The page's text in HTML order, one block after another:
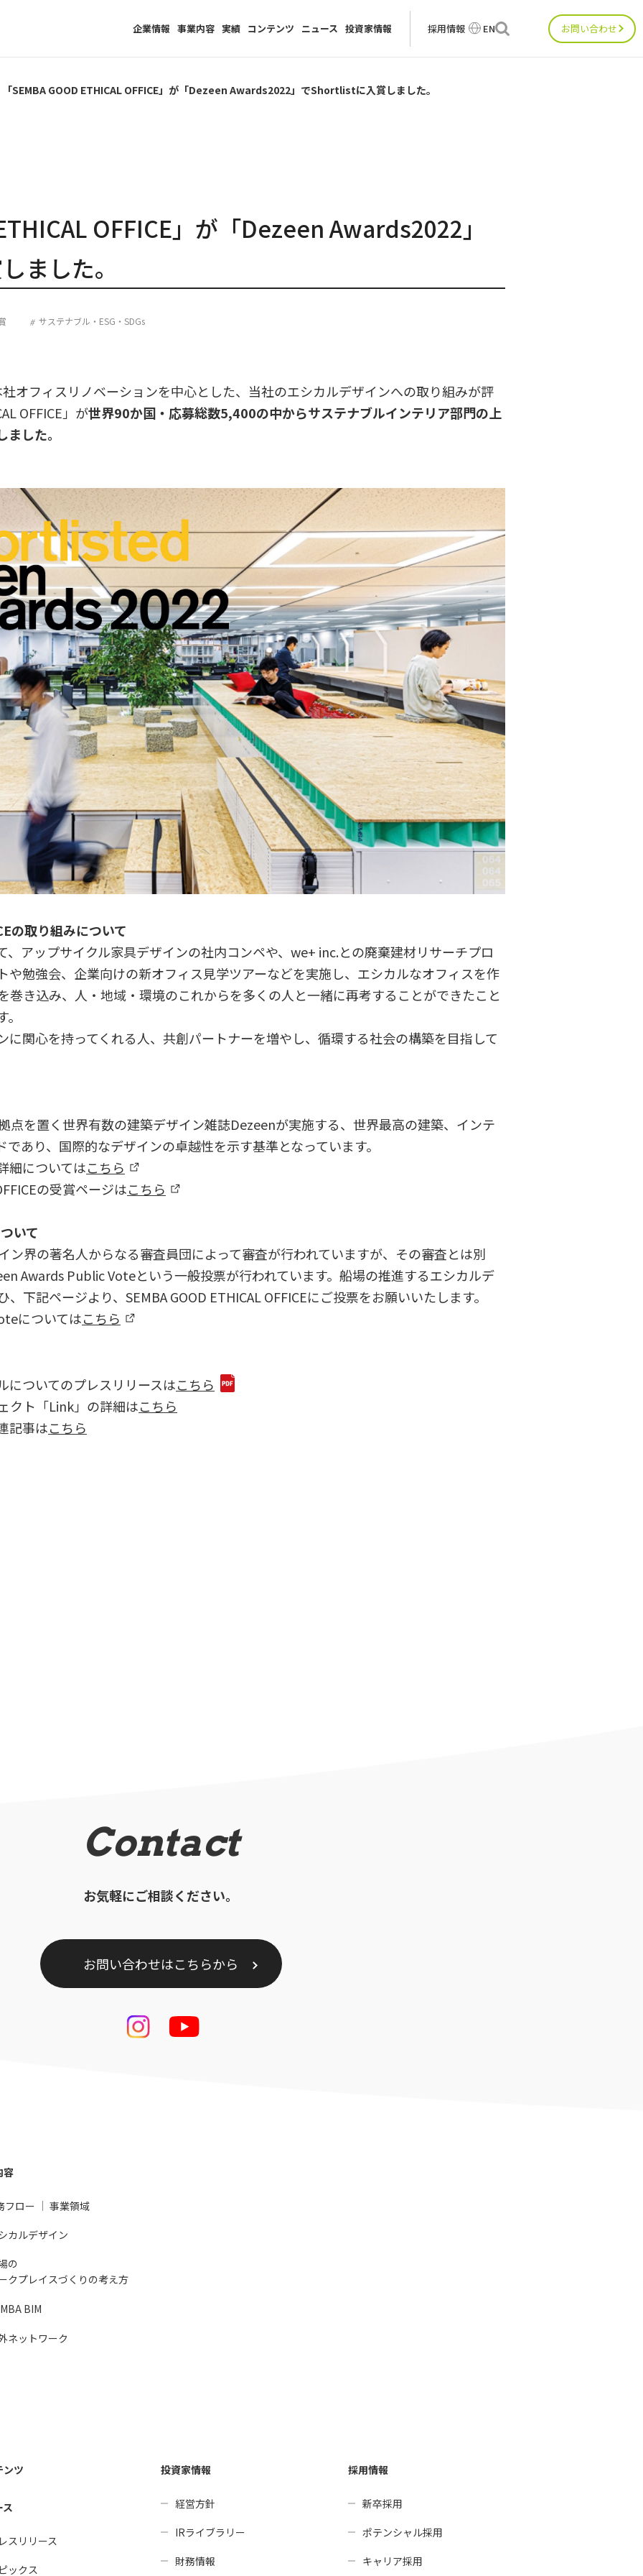
企業情報 事業内容 実績 コンテンツ ニュース 投資家情報 採用情報 EN お問い合わせ
「SEMBA GOOD ETHICAL OFFICE」が「Dezeen Awards2022」でShortlistに入賞しました。
OFFICE」が「Dezeen Awards2022」
ました。
サステナブル・ESG・SDGs
社オフィスリノベーションを中心とした、当社のエシカルデザインへの取り組みが評
OFFICE」が世界90か国・応募総数5,400の中からサステナブルインテリア部門の上
した。
の取り組みについて
、アップサイクル家具デザインの社内コンペや、we+ inc.との廃棄建材リサーチプロ
や勉強会、企業向けの新オフィス見学ツアーなどを実施し、エシカルなオフィスを作
巻き込み、人・地域・環境のこれからを多くの人と一緒に再考することができたこと
に関心を持ってくれる人、共創パートナーを増やし、循環する社会の構築を目指して
点を置く世界有数の建築デザイン雑誌Dezeenが実施する、世界最高の建築、インテ
あり、国際的なデザインの卓越性を示す基準となっています。
についてはこちら
の受賞ページはこちら
いて
ン界の著名人からなる審査員団によって審査が行われていますが、その審査とは別
Awards Public Voteという一般投票が行われています。船場の推進するエシカルデ
下記ページより、SEMBA GOOD ETHICAL OFFICEにご投票をお願いいたします。
についてはこちら
ついてのプレスリリースはこちら
ト「Link」の詳細はこちら
記事はこちら
Contact
お気軽にご相談ください。
お問い合わせはこちらから
容
フロー
事業領域
カルデザイン
の
クプレイスづくりの考え方
BIM
ネットワーク
ンツ
ス
スリリース
ックス
投資家情報
経営方針
IRライブラリー
財務情報
採用情報
新卒採用
ポテンシャル採用
キャリア採用